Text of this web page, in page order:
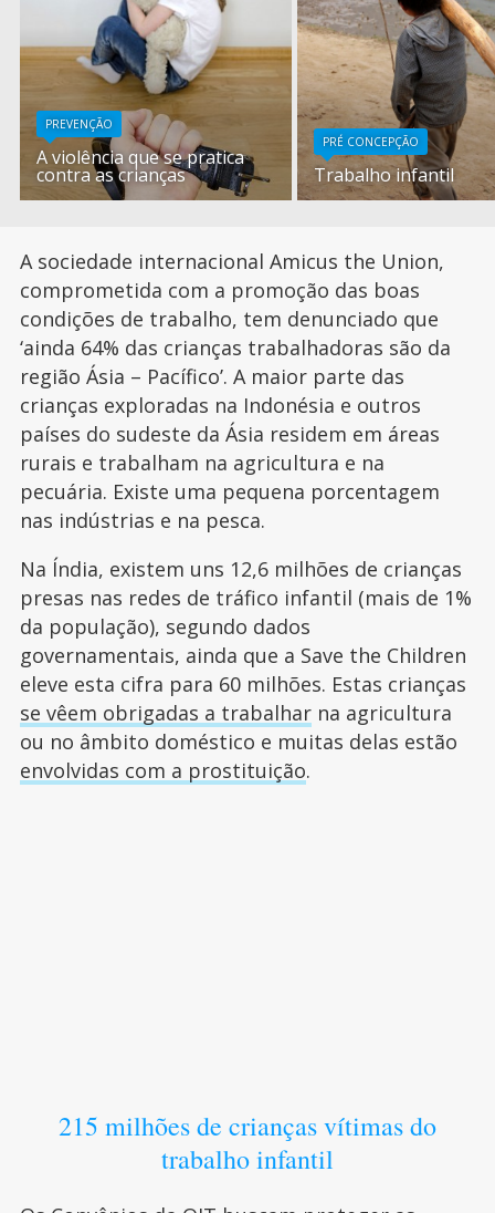
PREVENÇÃO
A violência que se pratica
contra as crianças
PRÉ CONCEPÇÃO
Trabalho infantil
A sociedade internacional Amicus the Union,
comprometida com a promoção das boas
condições de trabalho, tem denunciado que
‘ainda 64% das crianças trabalhadoras são da
região Ásia – Pacífico’. A maior parte das
crianças exploradas na Indonésia e outros
países do sudeste da Ásia residem em áreas
rurais e trabalham na agricultura e na
pecuária. Existe uma pequena porcentagem
nas indústrias e na pesca.
Na Índia, existem uns 12,6 milhões de crianças
presas nas redes de tráfico infantil (mais de 1%
da população), segundo dados
governamentais, ainda que a Save the Children
eleve esta cifra para 60 milhões. Estas crianças
se vêem obrigadas a trabalharna agricultura
ou no âmbito doméstico e muitas delas estão
envolvidas com a prostituição.
215 milhões de crianças vítimas do
trabalho infantil